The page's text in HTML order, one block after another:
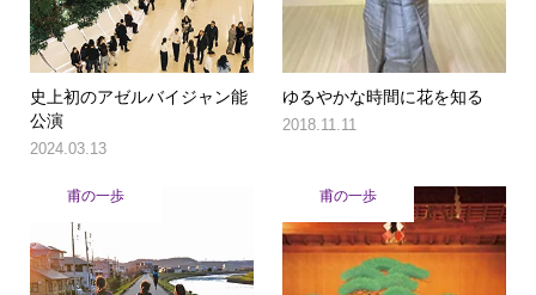
史上初のアゼルバイジャン能
公演
2024.03.13
ゆるやかな時間に花を知る
2018.11.11
甫の一歩 甫の一歩